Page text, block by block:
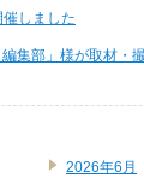
しました
集部」様が取材・
2026年6月